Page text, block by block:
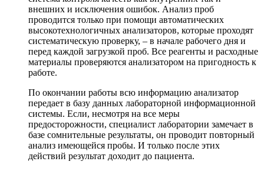
внешних и исключения ошибок. Анализ проб
проводится только при помощи автоматических
высокотехнологичных анализаторов, которые проходят
систематическую проверку, – в начале рабочего дня и
перед каждой загрузкой проб. Все реагенты и расходные
материалы проверяются анализатором на пригодность к
работе.
По окончании работы всю информацию анализатор
передает в базу данных лабораторной информационной
системы. Если, несмотря на все меры
предосторожности, специалист лаборатории замечает в
базе сомнительные результаты, он проводит повторный
анализ имеющейся пробы. И только после этих
действий результат доходит до пациента.